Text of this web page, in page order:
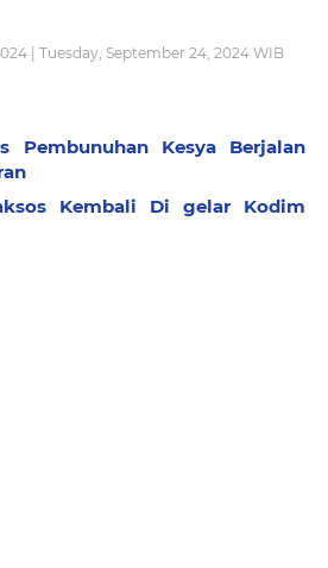
| Tuesday, September 24, 2024 WIB
Pembunuhan Kesya Berjalan
Kembali Di gelar Kodim